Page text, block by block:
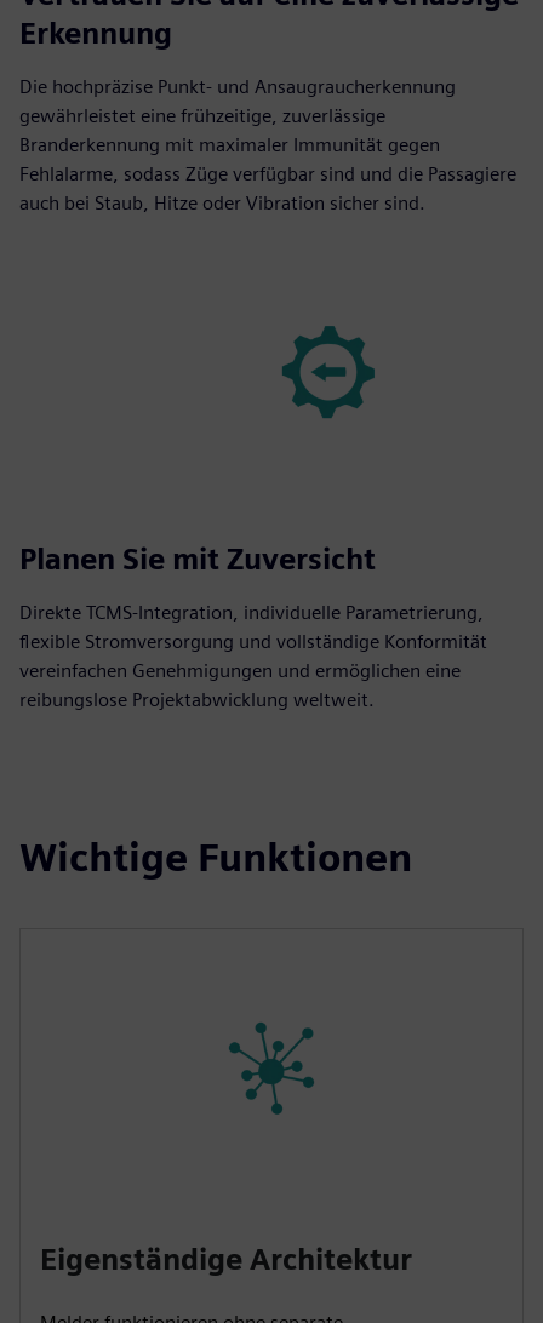
Erkennung
Die hochpräzise Punkt- und Ansaugraucherkennung
gewährleistet eine frühzeitige, zuverlässige
Branderkennung mit maximaler Immunität gegen
Fehlalarme, sodass Züge verfügbar sind und die Passagiere
auch bei Staub, Hitze oder Vibration sicher sind.
Planen Sie mit Zuversicht
Direkte TCMS-Integration, individuelle Parametrierung,
flexible Stromversorgung und vollständige Konformität
vereinfachen Genehmigungen und ermöglichen eine
reibungslose Projektabwicklung weltweit.
Wichtige Funktionen
Eigenständige Architektur